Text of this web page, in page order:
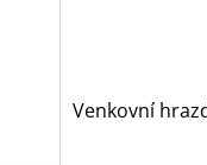
Venkovní